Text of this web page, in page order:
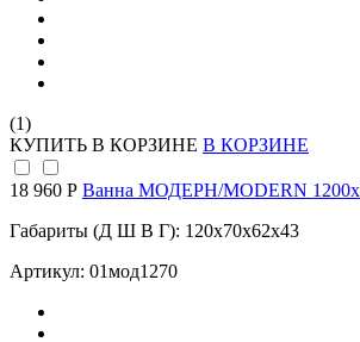
(1)
КУПИТЬ В КОРЗИНЕ В КОРЗИНЕ
18 960 Р Ванна МОДЕРН/MODERN
Габариты (Д Ш В Г): 120x70x62x43
Артикул: 01мод1270